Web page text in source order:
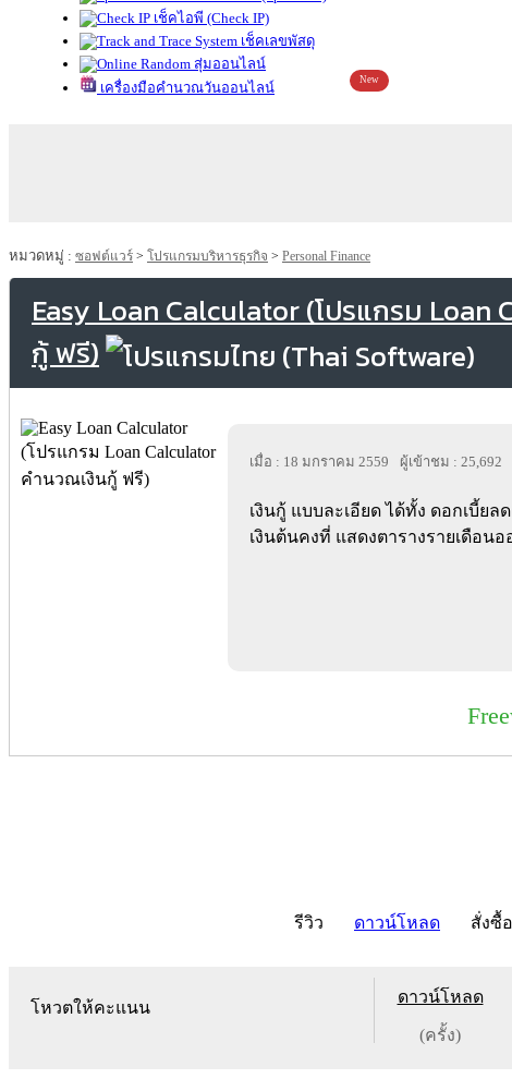
เช็คไอพี (Check IP)
เช็คเลขพัสดุ
สุ่มออนไลน์
เครื่องมือคำนวณวันออนไลน์
New
หมวดหมู่ : ซอฟต์แวร์ > โปรแกรมบริหารธุรกิจ > Personal Finance
Easy Loan Calculator (โปรแกรม
กู้ ฟรี)
เมื่อ : 18 มกราคม 2559 ผู้เข้าชม : 25,692
เงินกู้ แบบละเอียด ได้ทั้ง ดอกเบี้ย
เงินต้นคงที่ แสดงตารางรายเดือน
รีวิว ดาวน์โหลด สั่งซื้อ
โหวตให้คะแนน
ดาวน์โหลด
(ครั้ง)